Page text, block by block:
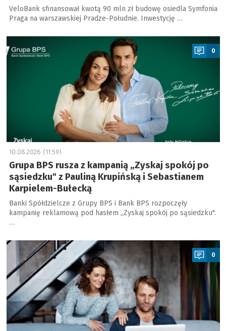
VeloBank sfinansował kwotą 90 mln zł budowę osiedla Symfonia
Praga na warszawskiej Pradze-Południe. Inwestycję …
a
0
10.08.2026 (11:59)
Grupa BPS rusza z kampanią „Zyskaj spokój po
sąsiedzku" z Pauliną Krupińską i Sebastianem
Karpielem-Bułecką
Banki Spółdzielcze z Grupy BPS i Bank BPS rozpoczęły
kampanię reklamową pod hasłem „Zyskaj spokój po sąsiedzku".
…
a
0